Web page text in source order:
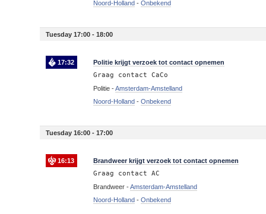
Noord-Holland -Onbekend
Tuesday 17:00 - 18:00
17:32 Politie krijgt verzoek tot contact opnemen
Graag contact CaCo
Politie -Amsterdam-Amstelland
Noord-Holland -Onbekend
Tuesday 16:00 - 17:00
16:13 Brandweer krijgt verzoek tot contact opnemen
Graag contact AC
Brandweer -Amsterdam-Amstelland
Noord-Holland -Onbekend